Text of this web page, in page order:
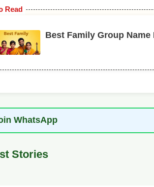
Read
Best Family Group Name
WhatsApp
Stories